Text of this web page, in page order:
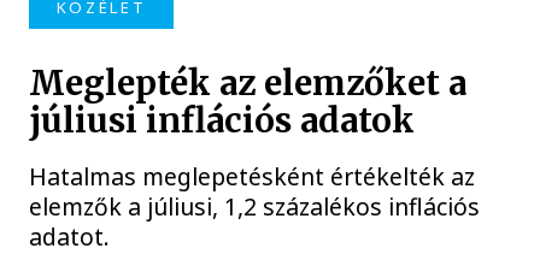
KÖZÉLET
Meglepték az elemzőket a
júliusi inflációs adatok
Hatalmas meglepetésként értékelték az
elemzők a júliusi, 1,2 százalékos inflációs
adatot.